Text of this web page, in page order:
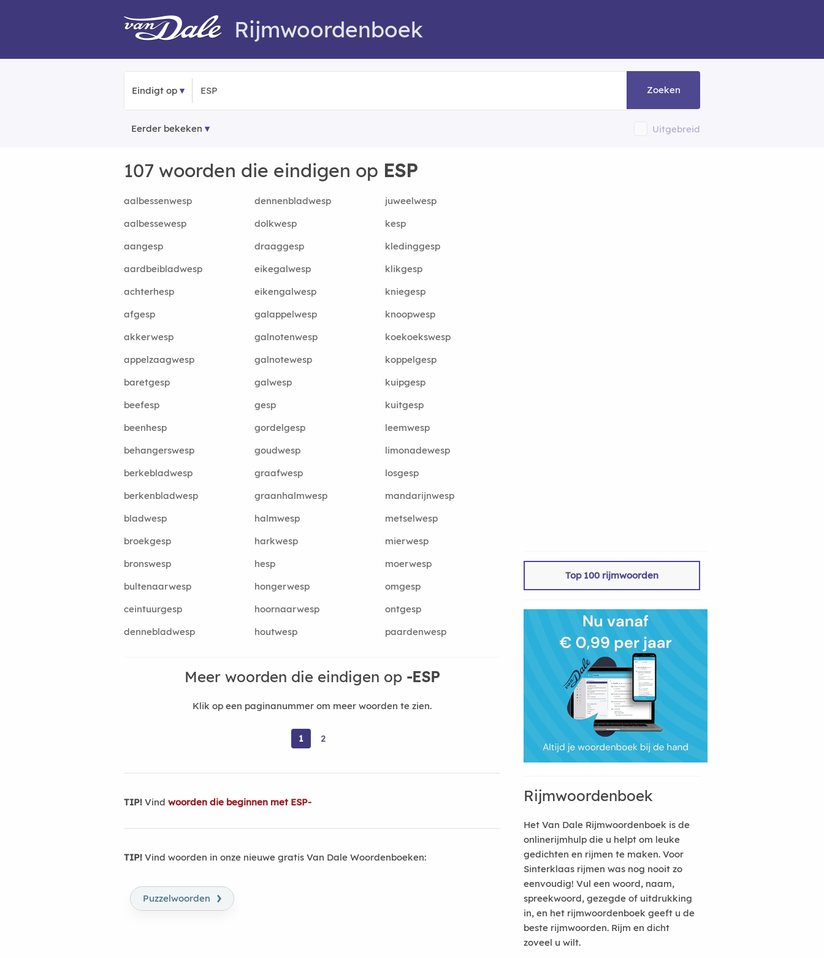
Rijmwoordenboek
Eindigt op Zoeken
Eerder bekeken Uitgebreid
107 woorden die eindigen op ESP
aalbessenwesp dennenbladwesp
juweelwesp
aalbessewesp
dolkwesp
kesp
aangesp
draaggesp
kledinggesp
aardbeibladwesp
eikegalwesp
klikgesp
achterhesp
eikengalwesp
kniegesp
afgesp
galappelwesp
knoopwesp
akkerwesp
galnotenwesp
koekoekswesp
appelzaagwesp
galnotewesp
koppelgesp
baretgesp
galwesp
kuipgesp
beefesp
gesp
kuitgesp
beenhesp
gordelgesp
leemwesp
behangerswesp
goudwesp
limonadewesp
berkebladwesp
graafwesp
losgesp
berkenbladwesp
graanhalmwesp
mandarijnwesp
bladwesp
halmwesp
metselwesp
broekgesp
harkwesp
mierwesp
bronswesp
hesp
moerwesp
bultenaarwesp
hongerwesp
omgesp
ceintuurgesp
hoornaarwesp
ontgesp
dennebladwesp
houtwesp paardenwesp
Meer woorden die eindigen op -ESP
Klik op een paginanummer om meer woorden te zien.
1 2
TIP! Vind woorden die beginnen met ESP-
TIP! Vind woorden in onze nieuwe gratis Van Dale Woordenboeken:
Puzzelwoorden ›
Top 100 rijmwoorden
Rijmwoordenboek
Het Van Dale Rijmwoordenboek is de
onlinerijmhulp die u helpt om leuke
gedichten en rijmen te maken. Voor
Sinterklaas rijmen was nog nooit zo
eenvoudig! Vul een woord, naam,
spreekwoord, gezegde of uitdrukking
in, en het rijmwoordenboek geeft u de
beste rijmwoorden. Rijm en dicht
zoveel u wilt.